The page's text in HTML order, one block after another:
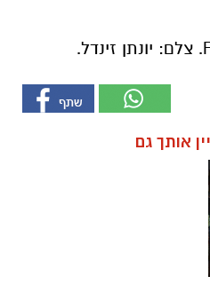
אותך גם